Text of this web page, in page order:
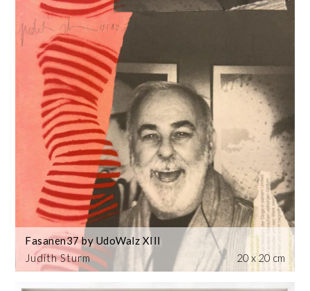
Judith Sturm
Fasanen37 by UdoWalz XIII
20 x 20 cm